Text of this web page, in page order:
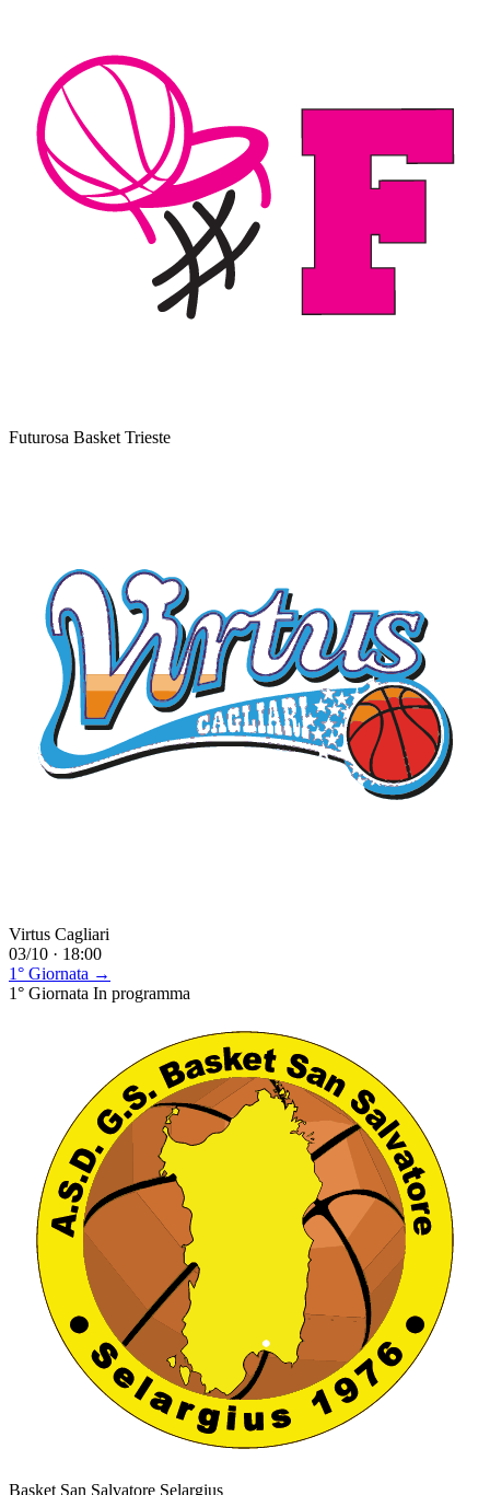
Futurosa Basket Trieste
Virtus Cagliari
03/10 · 18:00
1° Giornata →
1° Giornata In programma
Basket San Salvatore Selargius